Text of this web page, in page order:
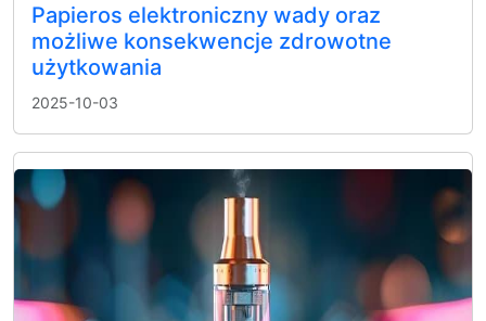
Papieros elektroniczny wady oraz
możliwe konsekwencje zdrowotne
użytkowania
2025-10-03